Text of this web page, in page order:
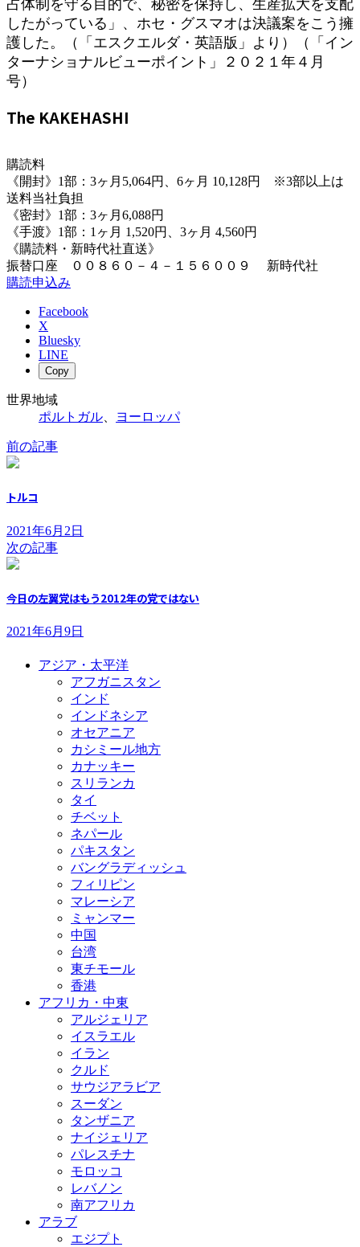
占体制を守る目的で、秘密を保持し、生産拡大を支配
したがっている」、ホセ・グスマオは決議案をこう擁
護した。（「エスクエルダ・英語版」より）（「イン
ターナショナルビューポイント」２０２１年４月
号）
The KAKEHASHI
購読料
《開封》1部：3ヶ月5,064円、6ヶ月 10,128円 ※3部以上は
送料当社負担
《密封》1部：3ヶ月6,088円
《手渡》1部：1ヶ月 1,520円、3ヶ月 4,560円
《購読料・新時代社直送》
振替口座 ００８６０－４－１５６００９ 新時代社
購読申込み
Facebook
X
Bluesky
LINE
Copy
世界地域
ポルトガル
ヨーロッパ
前の記事
トルコ
2021年6月2日
次の記事
今日の左翼党はもう2012年の党ではない
2021年6月9日
アジア・太平洋
アフガニスタン
インド
インドネシア
オセアニア
カシミール地方
カナッキー
スリランカ
タイ
チベット
ネパール
パキスタン
バングラディッシュ
フィリピン
マレーシア
ミャンマー
中国
台湾
東チモール
香港
アフリカ・中東
アルジェリア
イスラエル
イラン
クルド
サウジアラビア
スーダン
タンザニア
ナイジェリア
パレスチナ
モロッコ
レバノン
南アフリカ
アラブ
エジプト